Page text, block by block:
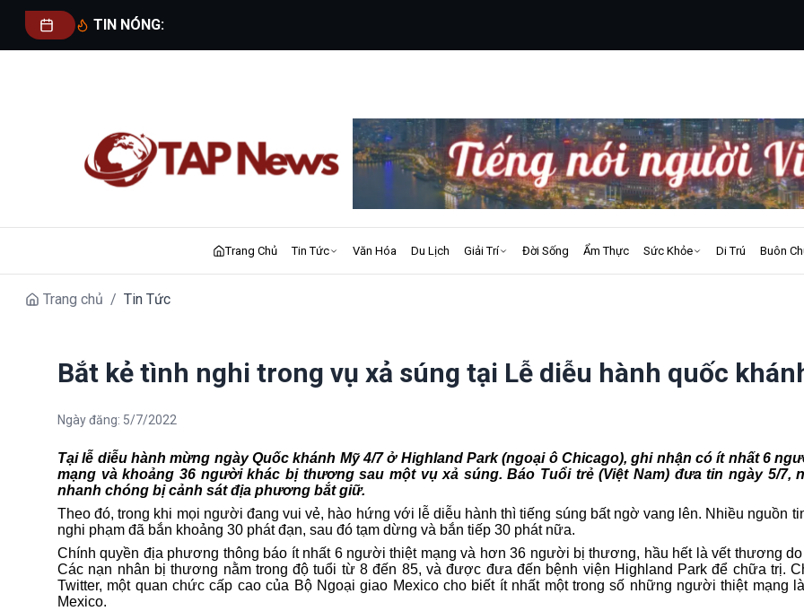
TIN NÓNG:
Trang Chủ Tin Tức Văn Hóa Du Lịch Giải Trí Đời Sống Ẩm Thực Sức Khỏe Di Trú Buôn
Trang chủ / Tin Tức
Bắt kẻ tình nghi trong vụ xả súng tại Lễ diễu hành quốc
Ngày đăng: 5/7/2022
Tại lễ diễu hành mừng ngày Quốc khánh Mỹ 4/7 ở Highland Park (ngoại ô Chicago), ghi nhận có ít nhất 6
mạng và khoảng 36 người khác bị thương sau một vụ xả súng. Báo Tuổi trẻ (Việt Nam) đưa tin ngày 5/7,
nhanh chóng bị cảnh sát địa phương bắt giữ.
Theo đó, trong khi mọi người đang vui vẻ, hào hứng với lễ diễu hành thì tiếng súng bất ngờ vang lên. Nhiều nguồn
nghi phạm đã bắn khoảng 30 phát đạn, sau đó tạm dừng và bắn tiếp 30 phát nữa.
Chính quyền địa phương thông báo ít nhất 6 người thiệt mạng và hơn 36 người bị thương, hầu hết là vết thương do
Các nạn nhân bị thương nằm trong độ tuổi từ 8 đến 85, và được đưa đến bệnh viện Highland Park để chữa trị.
Twitter, một quan chức cấp cao của Bộ Ngoại giao Mexico cho biết ít nhất một trong số những người thiệt mạng
Mexico.